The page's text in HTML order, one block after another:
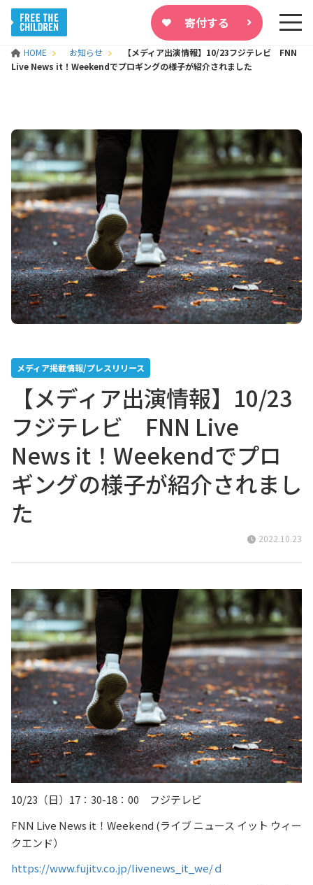
寄付する
HOME お知らせ
【メディア出演情報】10/23フジテレビ FNN
Live News it！Weekendでプロギングの様子が紹介されました
メディア掲載情報/プレスリリース
【メディア出演情報】10/23
フジテレビ FNN Live
News it！Weekendでプロ
ギングの様子が紹介されまし
た
2022.10.23
10/23（日）17：30-18：00 フジテレビ
FNN Live News it！Weekend (ライブ ニュース イット ウィー
クエンド）
https://www.fujitv.co.jp/livenews_it_we/ｄ